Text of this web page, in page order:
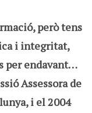
però tens
i integritat,
per endavant…
Assessora de
i el 2004